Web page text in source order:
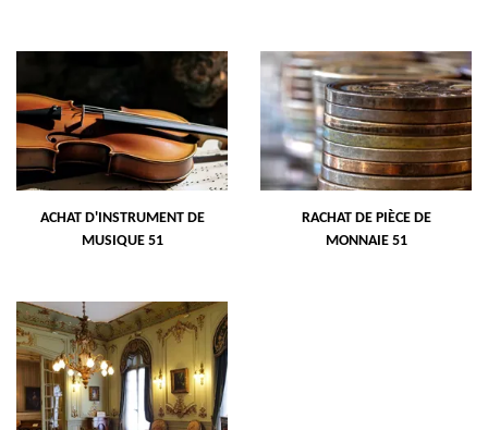
ACHAT D'INSTRUMENT DE
MUSIQUE 51
RACHAT DE PIÈCE DE
MONNAIE 51